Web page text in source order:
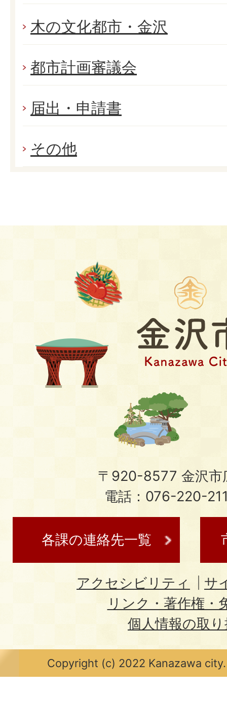
木の文化都市・金沢
都市計画審議会
届出・申請書
その他
〒920-8577 金沢市
電話：076-220-
各課の連絡先一覧
アクセシビリティ
サ
リンク・著作権・
個人情報の取
Copyright (c) 2022 Kanazawa